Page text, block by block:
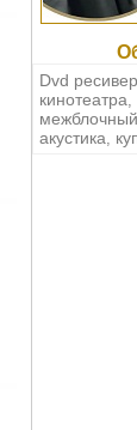
Dvd ресивер
кинотеатра,
акустика,